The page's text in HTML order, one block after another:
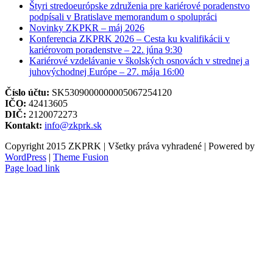
Štyri stredoeurópske združenia pre kariérové poradenstvo
podpísali v Bratislave memorandum o spolupráci
Novinky ZKPKR – máj 2026
Konferencia ZKPRK 2026 – Cesta ku kvalifikácii v
kariérovom poradenstve – 22. júna 9:30
Kariérové vzdelávanie v školských osnovách v strednej a
juhovýchodnej Európe – 27. mája 16:00
Číslo účtu: SK5309000000005067254120
IČO: 42413605
DIČ: 2120072273
Kontakt: info@zkprk.sk
Copyright 2015 ZKPRK | Všetky práva vyhradené | Powered by
WordPress | Theme Fusion
Page load link